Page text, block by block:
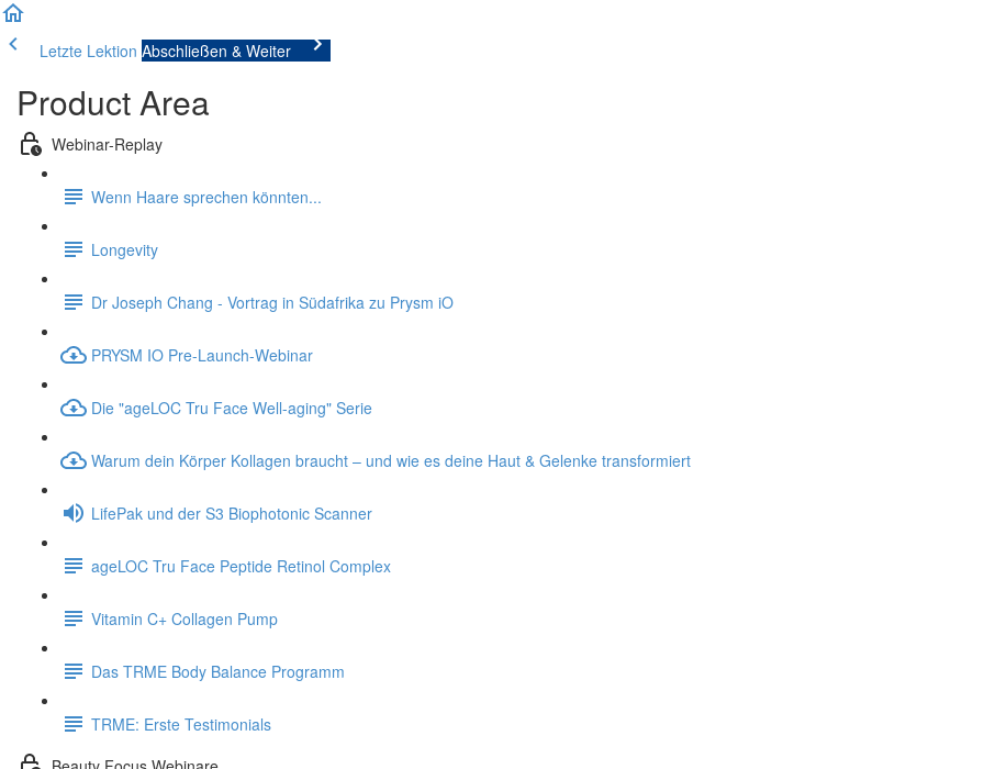
Letzte Lektion Abschließen & Weiter
Product Area
Webinar-Replay
Wenn Haare sprechen könnten...
Longevity
Dr Joseph Chang - Vortrag in Südafrika zu Prysm iO
PRYSM IO Pre-Launch-Webinar
Die "ageLOC Tru Face Well-aging" Serie
Warum dein Körper Kollagen braucht – und wie es deine Haut & Gelenke transformiert
LifePak und der S3 Biophotonic Scanner
ageLOC Tru Face Peptide Retinol Complex
Vitamin C+ Collagen Pump
Das TRME Body Balance Programm
TRME: Erste Testimonials